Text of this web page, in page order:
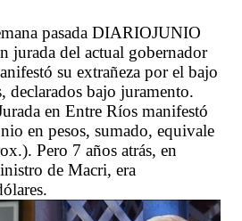
pasada DIARIOJUNIO
jurada del actual gobernador
su extrañeza por el bajo
declarados bajo juramento.
en Entre Ríos manifestó
en pesos, sumado, equivale
Pero 7 años atrás, en
de Macri, era